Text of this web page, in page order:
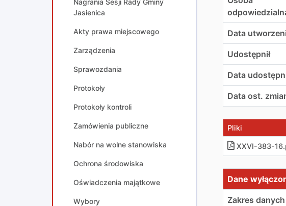
Nagrania Sesji Rady Gminy
Jasienica
Akty prawa miejscowego
Zarządzenia
Sprawozdania
Protokoły
Protokoły kontroli
Zamówienia publiczne
Nabór na wolne stanowiska
Ochrona środowiska
Oświadczenia majątkowe
Wybory
Data
Udostępnił
Data
Data ost.
Pliki
XXVI-383-
Dane
Dane
Zakres danych